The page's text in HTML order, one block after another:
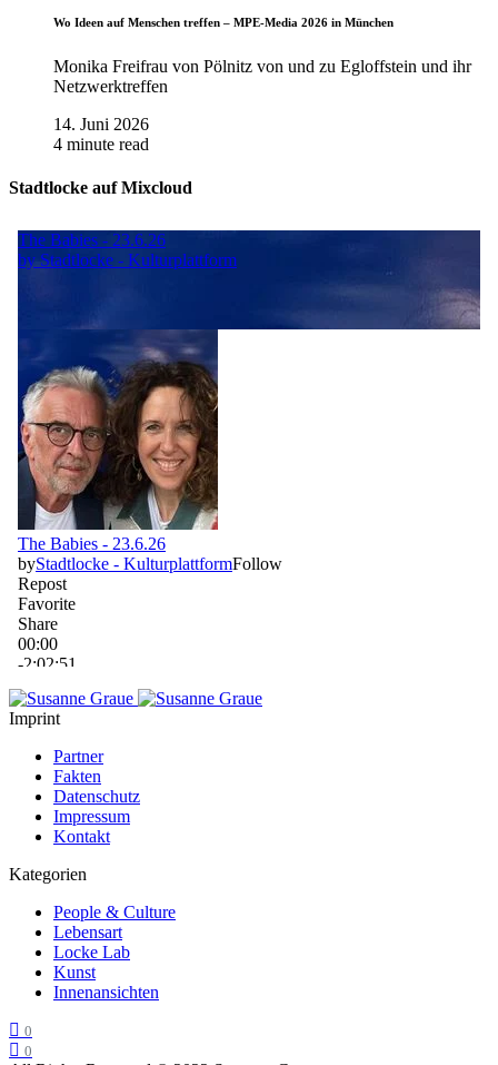
Wo Ideen auf Menschen treffen – MPE-Media 2026 in München
Monika Freifrau von Pölnitz von und zu Egloffstein und ihr
Netzwerktreffen
14. Juni 2026
4 minute read
Stadtlocke auf Mixcloud
Imprint
Partner
Fakten
Datenschutz
Impressum
Kontakt
Kategorien
People & Culture
Lebensart
Locke Lab
Kunst
Innenansichten
0
0